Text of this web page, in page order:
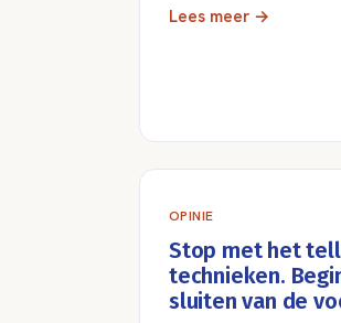
Lees meer →
OPINIE
Stop met het
technieken.
sluiten van de